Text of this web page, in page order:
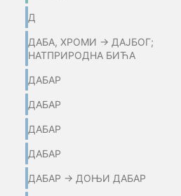
Д
ДАБА, ХРОМИ → ДАЈБОГ;
НАТПРИРОДНА БИЋА
ДАБАР
ДАБАР
ДАБАР
ДАБАР
ДАБАР → ДОЊИ ДАБАР